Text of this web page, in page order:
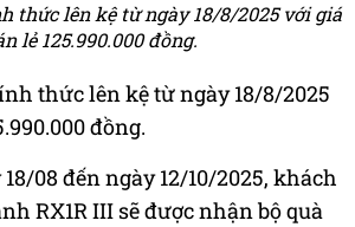
thức lên kệ từ ngày 18/8/2025 với giá
lẻ 125.990.000 đồng.
thức lên kệ từ ngày 18/8/2025
đồng.
08 đến ngày 12/10/2025, khách
RX1R III sẽ được nhận bộ quà